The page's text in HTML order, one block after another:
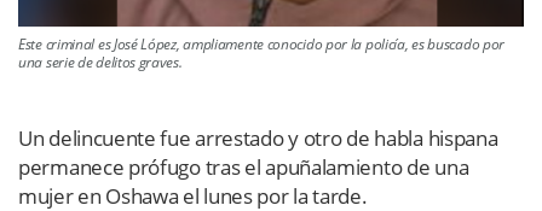
Este criminal es José López, ampliamente conocido por la policía, es buscado por
una serie de delitos graves.
Un delincuente fue arrestado y otro de habla hispana
permanece prófugo tras el apuñalamiento de una
mujer en Oshawa el lunes por la tarde.